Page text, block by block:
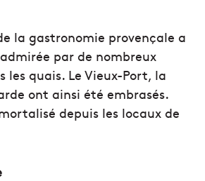
la gastronomie provençale a
par de nombreux
les quais. Le Vieux-Port, la
ont ainsi été embrasés.
depuis les locaux de